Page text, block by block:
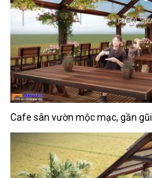
Cafe sân vườn mộc mạc, gần gũi